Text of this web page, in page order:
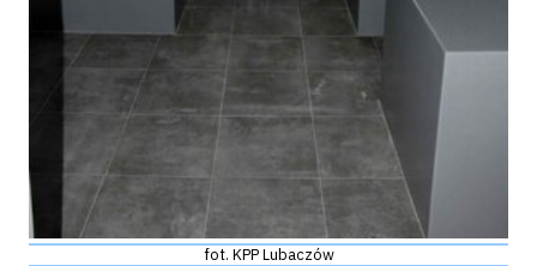
fot. KPP Lubaczów